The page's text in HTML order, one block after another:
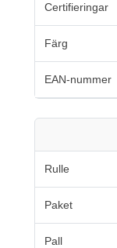
Certifieringar
Färg
EAN-nummer
Rulle
Paket
Pall